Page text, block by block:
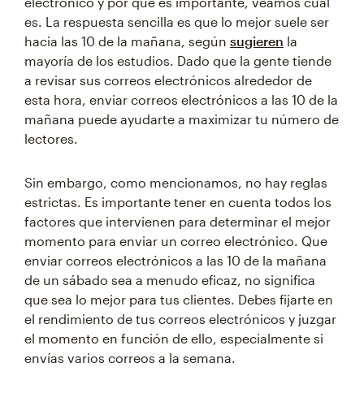
es. La respuesta sencilla es que lo mejor suele ser
hacia las 10 de la mañana, según sugieren la
mayoría de los estudios. Dado que la gente tiende
a revisar sus correos electrónicos alrededor de
esta hora, enviar correos electrónicos a las 10 de la
mañana puede ayudarte a maximizar tu número de
lectores.
Sin embargo, como mencionamos, no hay reglas
estrictas. Es importante tener en cuenta todos los
factores que intervienen para determinar el mejor
momento para enviar un correo electrónico. Que
enviar correos electrónicos a las 10 de la mañana
de un sábado sea a menudo eficaz, no significa
que sea lo mejor para tus clientes. Debes fijarte en
el rendimiento de tus correos electrónicos y juzgar
el momento en función de ello, especialmente si
envías varios correos a la semana.